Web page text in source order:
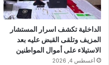
الداخلية تكشف اسرار المستشار
المزيف وتلقى القبض عليه بعد
الاستيلاء على أموال المواطنين
أغسطس 4, 2026